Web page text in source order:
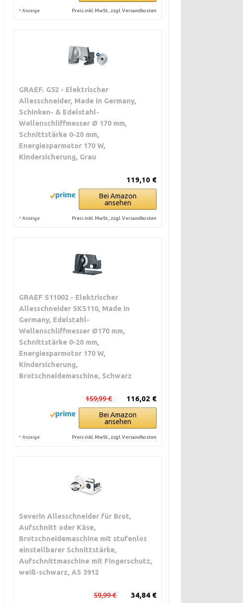
* Anzeige Preis inkl. MwSt., zzgl. Versandkosten
GRAEF. G52 - Elektrischer
Allesschneider, Made in Germany,
Schinken- & Edelstahl-
Wellenschliffmesser Ø 170 mm,
Schnittstärke 0-20 mm,
Energiesparmotor 170 W,
Kindersicherung, Grau
119,10 €
Bei Amazon
ansehen
* Anzeige Preis inkl. MwSt., zzgl. Versandkosten
GRAEF S11002 - Elektrischer
Allesschneider SKS110, Made in
Germany, Edelstahl-
Wellenschliffmesser Ø170 mm,
Schnittstärke 0-20 mm,
Energiesparmotor 170 W,
Kindersicherung,
Brotschneidemaschine, Schwarz
116,02 €
159,99 €
Bei Amazon
ansehen
* Anzeige Preis inkl. MwSt., zzgl. Versandkosten
Severin Allesschneider für Brot,
Aufschnitt oder Käse,
Brotschneidemaschine mit stufenlos
einstellbarer Schnittstärke,
Aufschnittmaschine mit Fingerschutz,
weiß-schwarz, AS 3912
34,84 €
59,99 €